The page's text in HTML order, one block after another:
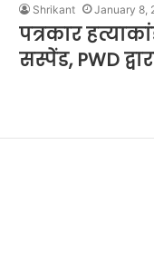
Shrikant January 8,
पत्रकार
सस्पेंड, PWD